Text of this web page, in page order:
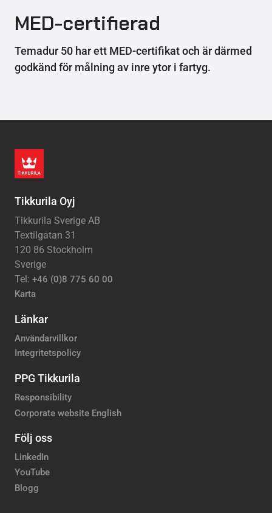
MED-certifierad
Temadur 50 har ett MED-certifikat och är därmed
godkänd för målning av inre ytor i fartyg.
Tikkurila Oyj
Tikkurila Sverige AB
Textilgatan 31
120 86 Stockholm
Sverige
Tel: +46 (0)8 775 60 00
Karta
Länkar
Användarvillkor
Integritetspolicy
PPG Tikkurila
Responsibility
Corporate website English
Följ oss
LinkedIn
YouTube
Blogg